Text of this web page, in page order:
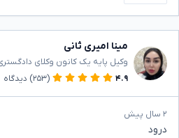
مینا امیری ثانی
وکیل پایه یک کانون وکلای
۴.۹
(۲۵۳) دیدگاه
۲ سال پیش
درود